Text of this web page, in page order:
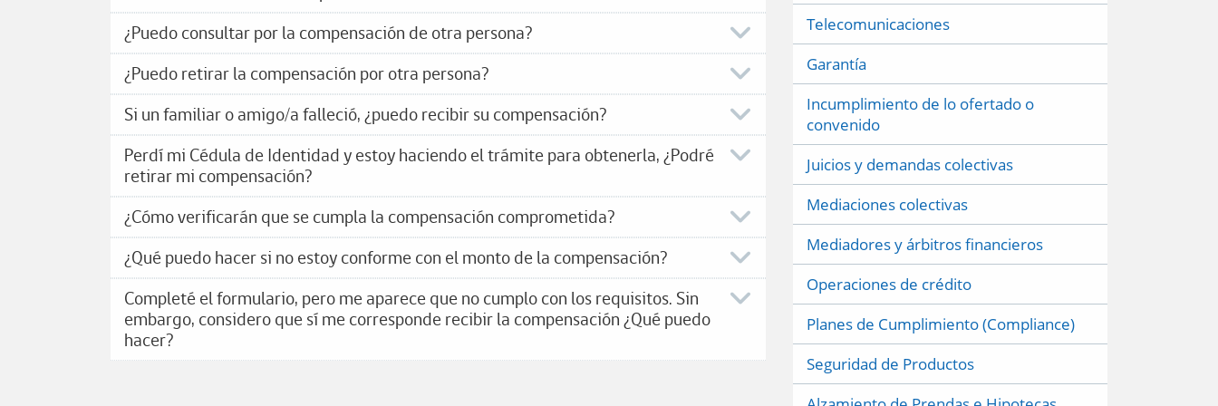
¿Puedo consultar por la compensación de otra persona?
¿Puedo retirar la compensación por otra persona?
Si un familiar o amigo/a falleció, ¿puedo recibir su compensación?
Perdí mi Cédula de Identidad y estoy haciendo el trámite para obtenerla, ¿Podré
retirar mi compensación?
¿Cómo verificarán que se cumpla la compensación comprometida?
¿Qué puedo hacer si no estoy conforme con el monto de la compensación?
Completé el formulario, pero me aparece que no cumplo con los requisitos. Sin
embargo, considero que sí me corresponde recibir la compensación ¿Qué puedo
hacer?
Telecomunicaciones
Garantía
Incumplimiento de lo ofertado o
convenido
Juicios y demandas colectivas
Mediaciones colectivas
Mediadores y árbitros financieros
Operaciones de crédito
Planes de Cumplimiento (Compliance)
Seguridad de Productos